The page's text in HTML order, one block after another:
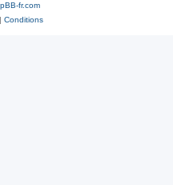
fr.com
| Conditions